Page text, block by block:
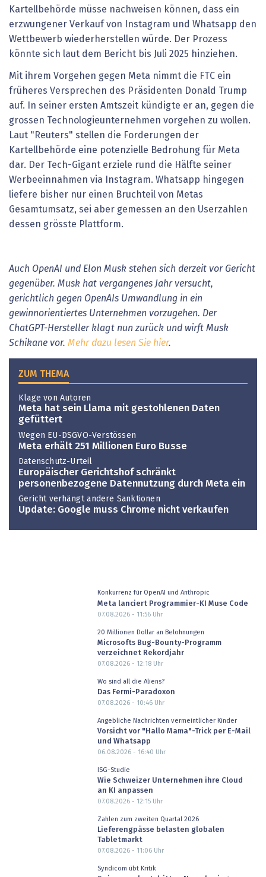
Kartellbehörde müsse nachweisen können, dass ein
erzwungener Verkauf von Instagram und Whatsapp den
Wettbewerb wiederherstellen würde. Der Prozess
könnte sich laut dem Bericht bis Juli 2025 hinziehen.
Mit ihrem Vorgehen gegen Meta nimmt die FTC ein
früheres Versprechen des Präsidenten Donald Trump
auf. In seiner ersten Amtszeit kündigte er an, gegen die
grossen Technologieunternehmen vorgehen zu wollen.
Laut "Reuters" stellen die Forderungen der
Kartellbehörde eine potenzielle Bedrohung für Meta
dar. Der Tech-Gigant erziele rund die Hälfte seiner
Werbeeinnahmen via Instagram. Whatsapp hingegen
liefere bisher nur einen Bruchteil von Metas
Gesamtumsatz, sei aber gemessen an den Userzahlen
dessen grösste Plattform.
Auch OpenAI und Elon Musk stehen sich derzeit vor Gericht
gegenüber. Musk hat vergangenes Jahr versucht,
gerichtlich gegen OpenAIs Umwandlung in ein
gewinnorientiertes Unternehmen vorzugehen. Der
ChatGPT-Hersteller klagt nun zurück und wirft Musk
Schikane vor. Mehr dazu lesen Sie hier.
ZUM THEMA
Klage von Autoren
Meta hat sein Llama mit gestohlenen Daten
gefüttert
Wegen EU-DSGVO-Verstössen
Meta erhält 251 Millionen Euro Busse
Datenschutz-Urteil
Europäischer Gerichtshof schränkt
personenbezogene Datennutzung durch Meta ein
Gericht verhängt andere Sanktionen
Update: Google muss Chrome nicht verkaufen
Konkurrenz für OpenAI und Anthropic
Meta lanciert Programmier-KI Muse Code
07.08.2026 - 11:56Uhr
20 Millionen Dollar an Belohnungen
Microsofts Bug-Bounty-Programm
verzeichnet Rekordjahr
07.08.2026 - 12:18Uhr
Wo sind all die Aliens?
Das Fermi-Paradoxon
07.08.2026 - 10:46Uhr
Angebliche Nachrichten vermeintlicher Kinder
Vorsicht vor "Hallo Mama"-Trick per E-Mail
und Whatsapp
06.08.2026 - 16:40 Uhr
ISG-Studie
Wie Schweizer Unternehmen ihre Cloud
an KI anpassen
07.08.2026 - 12:15Uhr
Zahlen zum zweiten Quartal 2026
Lieferengpässe belasten globalen
Tabletmarkt
07.08.2026 - 11:06Uhr
Syndicom übt Kritik